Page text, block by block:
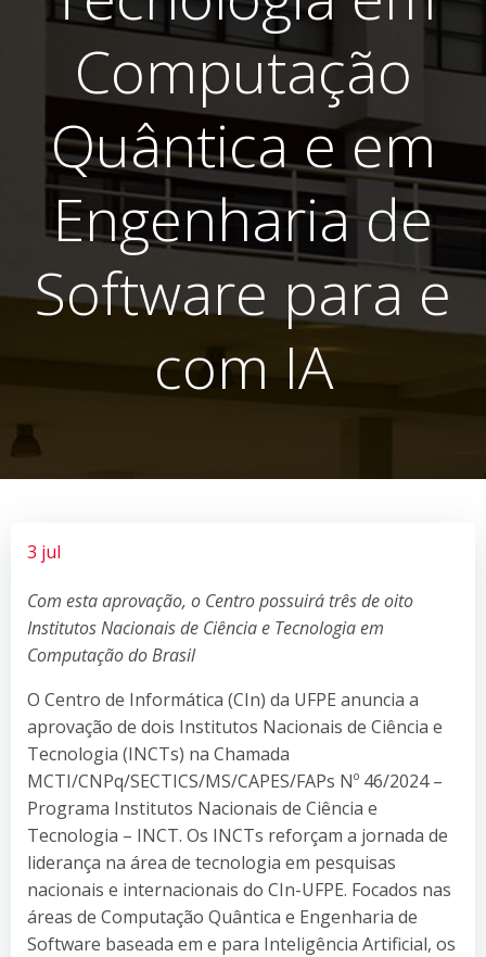
Computação
Quântica e em
Engenharia de
Software para e
com IA
3 jul
Com esta aprovação, o Centro possuirá três de oito
Institutos Nacionais de Ciência e Tecnologia em
Computação do Brasil
O Centro de Informática (CIn) da UFPE anuncia a
aprovação de dois Institutos Nacionais de Ciência e
Tecnologia (INCTs) na Chamada
MCTI/CNPq/SECTICS/MS/CAPES/FAPs Nº 46/2024 –
Programa Institutos Nacionais de Ciência e
Tecnologia – INCT. Os INCTs reforçam a jornada de
liderança na área de tecnologia em pesquisas
nacionais e internacionais do CIn-UFPE. Focados nas
áreas de Computação Quântica e Engenharia de
Software baseada em e para Inteligência Artificial, os